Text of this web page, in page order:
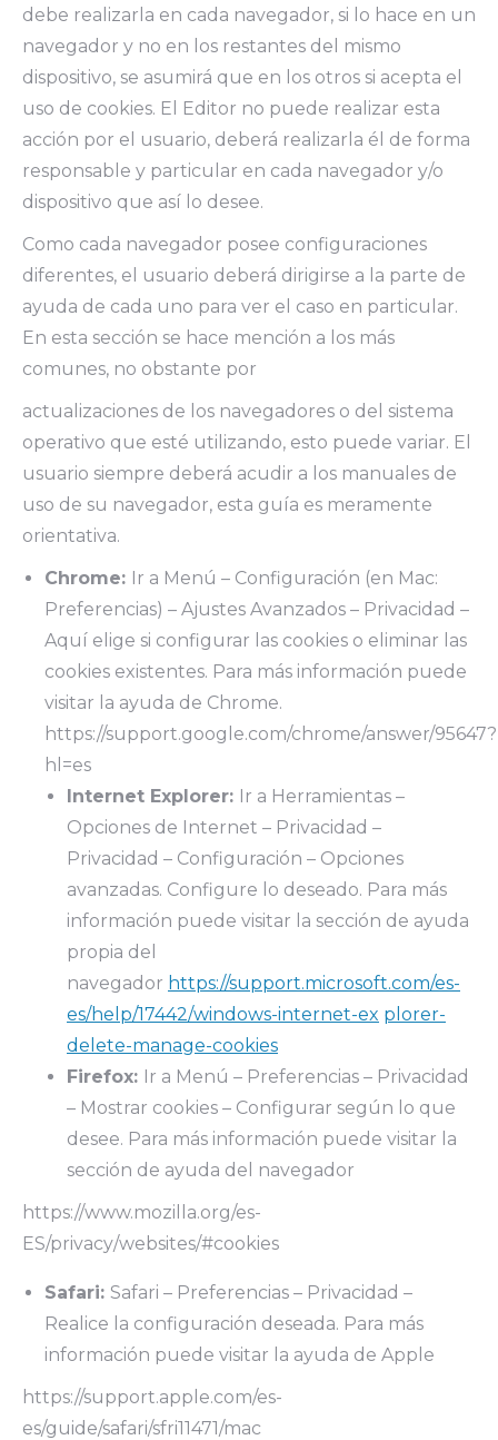
debe realizarla en cada navegador, si lo hace en un
navegador y no en los restantes del mismo
dispositivo, se asumirá que en los otros si acepta el
uso de cookies. El Editor no puede realizar esta
acción por el usuario, deberá realizarla él de forma
responsable y particular en cada navegador y/o
dispositivo que así lo desee.
Como cada navegador posee configuraciones
diferentes, el usuario deberá dirigirse a la parte de
ayuda de cada uno para ver el caso en particular.
En esta sección se hace mención a los más
comunes, no obstante por
actualizaciones de los navegadores o del sistema
operativo que esté utilizando, esto puede variar. El
usuario siempre deberá acudir a los manuales de
uso de su navegador, esta guía es meramente
orientativa.
Chrome: Ir a Menú – Configuración (en Mac:
Preferencias) – Ajustes Avanzados – Privacidad –
Aquí elige si configurar las cookies o eliminar las
cookies existentes. Para más información puede
visitar la ayuda de Chrome.
https://support.google.com/chrome/answer/95647?
hl=es
Internet Explorer: Ir a Herramientas –
Opciones de Internet – Privacidad –
Privacidad – Configuración – Opciones
avanzadas. Configure lo deseado. Para más
información puede visitar la sección de ayuda
propia del
navegador https://support.microsoft.com/es-
es/help/17442/windows-internet-ex plorer-
delete-manage-cookies
Firefox: Ir a Menú – Preferencias – Privacidad
– Mostrar cookies – Configurar según lo que
desee. Para más información puede visitar la
sección de ayuda del navegador
https://www.mozilla.org/es-
ES/privacy/websites/#cookies
Safari: Safari – Preferencias – Privacidad –
Realice la configuración deseada. Para más
información puede visitar la ayuda de Apple
https://support.apple.com/es-
es/guide/safari/sfri11471/mac